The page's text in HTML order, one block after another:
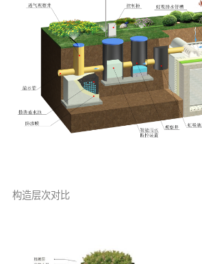
构造层次对比